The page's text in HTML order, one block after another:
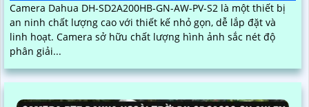
Camera Dahua DH-SD2A200HB-GN-AW-PV-S2 là một thiết bị
an ninh chất lượng cao với thiết kế nhỏ gọn, dễ lắp đặt và
linh hoạt. Camera sở hữu chất lượng hình ảnh sắc nét độ
phân giải...